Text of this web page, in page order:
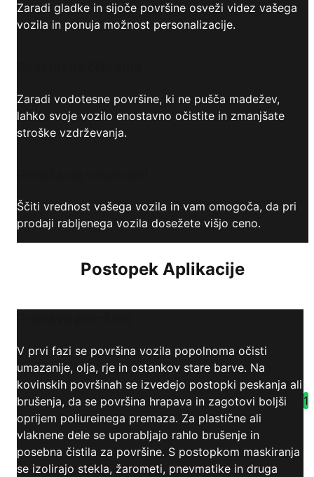
Zaradi gladke in sijoče površine osveži videz vašega
vozila in ponuja možnost personalizacije.
Zaradi vodotesne površine, ki ne pušča madežev,
lahko svoje vozilo enostavno očistite in zmanjšate
stroške vzdrževanja.
Ščiti vrednost vašega vozila in vam omogoča, da pri
prodaji rabljenega vozila dosežete višjo ceno.
Postopek Aplikacije
V prvi fazi se površina vozila popolnoma očisti
umazanije, olja, rje in ostankov stare barve. Na
kovinskih površinah se izvedejo postopki peskanja ali
brušenja, da se površina hrapava in zagotovi boljši
oprijem poliureinega premaza. Za plastične ali
vlaknene dele se uporabljajo rahlo brušenje in
posebna čistila za površine. S postopkom maskiranja
se izolirajo stekla, žarometi, pnevmatike in druga
1